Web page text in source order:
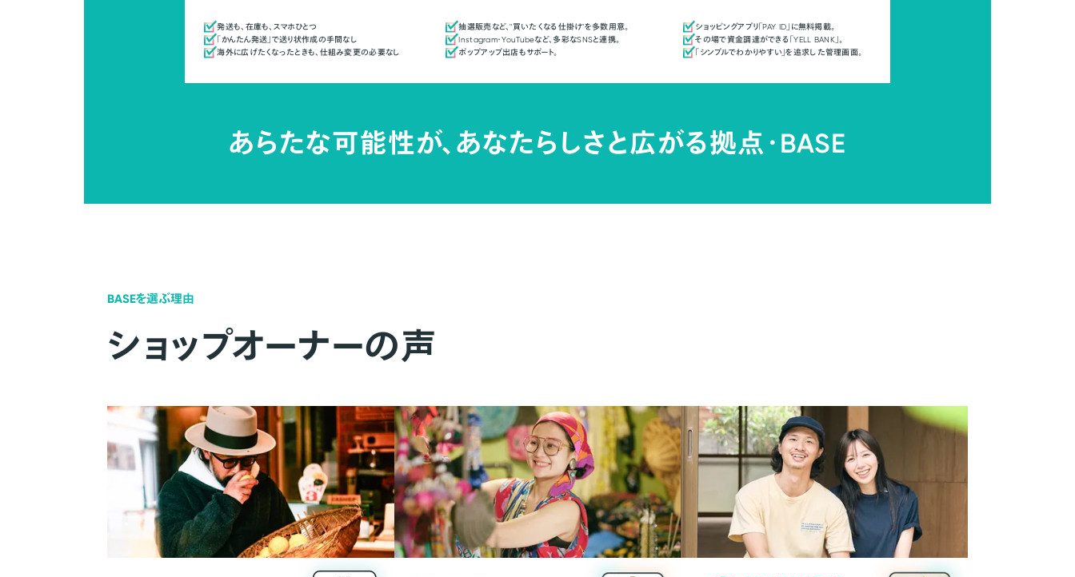
発送も、在庫も、スマホひとつ
「かんたん発送」で送り状作成の手間なし
海外に広げたくなったときも、仕組み変更の必要なし
抽選販売など、"買いたくなる仕掛け"を多数用意。
Instagram・YouTubeなど、多彩なSNSと連携。
ポップアップ出店もサポート。
ショッピングアプリ「PAY ID」に無料掲載。
その場で資金調達ができる「YELL BANK」。
「シンプルでわかりやすい」を追求した管理画面。
あらたな可能性が、あなたらしさと広がる拠点・BASE
BASEを選ぶ理由
ショップオーナーの声